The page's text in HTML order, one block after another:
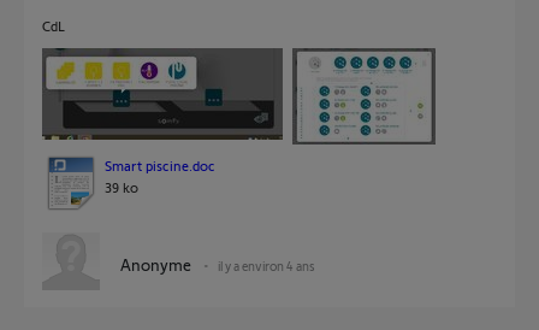
CdL
Smart piscine.doc
39 ko
Anonyme il y a environ 4 ans